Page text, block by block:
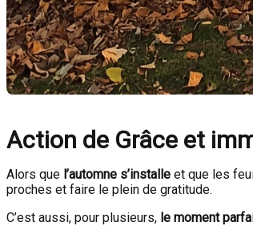
Action de Grâce et
Alors que l’automne s’installe et que les
proches et faire le plein de gratitude.
C’est aussi, pour plusieurs, le moment